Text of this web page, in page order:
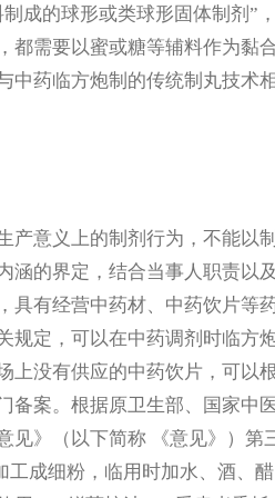
成的球形或类球形固体制剂”
需要以蜜或糖等辅料作为黏
药临方炮制的传统制丸技术
义上的制剂行为，不能以
涵的界定，结合当事人职责以
具有经营中药材、中药饮片等
规定，可以在中药调剂时临方
上没有供应的中药饮片，可以
备案。根据原卫生部、国家中
》（以下简称 《意见》）第
成细粉，临用时加水、酒、